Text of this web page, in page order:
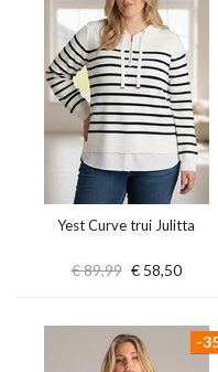
Yest Curve trui Julitta
€ 89,99 € 58,50
-